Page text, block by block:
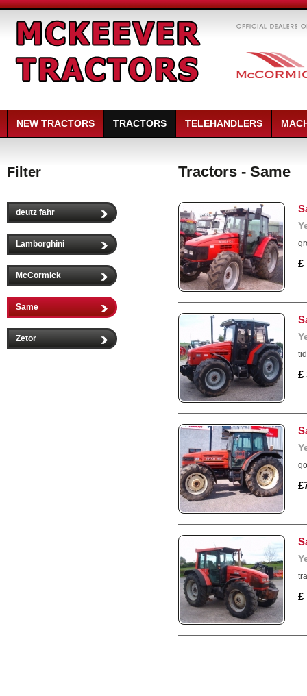
NEW TRACTORS TRACTORS TELEHANDLERS
Filter
deutz fahr
Lamborghini
McCormick
Same
Zetor
Tractors - Same
£
£
£